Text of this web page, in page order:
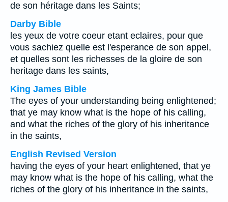
de son héritage dans les Saints;
Darby Bible
les yeux de votre coeur etant eclaires, pour que
vous sachiez quelle est l'esperance de son appel,
et quelles sont les richesses de la gloire de son
heritage dans les saints,
King James Bible
The eyes of your understanding being enlightened;
that ye may know what is the hope of his calling,
and what the riches of the glory of his inheritance
in the saints,
English Revised Version
having the eyes of your heart enlightened, that ye
may know what is the hope of his calling, what the
riches of the glory of his inheritance in the saints,